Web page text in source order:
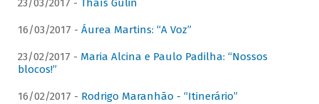
23/03/2017 - Thaís Gulin
16/03/2017 - Áurea Martins: “A Voz”
23/02/2017 - Maria Alcina e Paulo Padilha: “Nossos
blocos!”
16/02/2017 - Rodrigo Maranhão - “Itinerário”